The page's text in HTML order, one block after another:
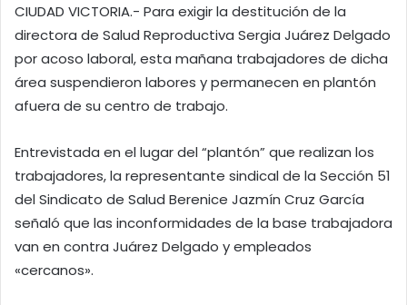
CIUDAD VICTORIA.- Para exigir la destitución de la
directora de Salud Reproductiva Sergia Juárez Delgado
por acoso laboral, esta mañana trabajadores de dicha
área suspendieron labores y permanecen en plantón
afuera de su centro de trabajo.
Entrevistada en el lugar del “plantón” que realizan los
trabajadores, la representante sindical de la Sección 51
del Sindicato de Salud Berenice Jazmín Cruz García
señaló que las inconformidades de la base trabajadora
van en contra Juárez Delgado y empleados
«cercanos».